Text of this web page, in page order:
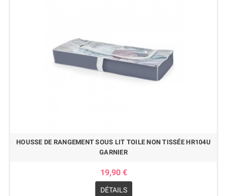
HOUSSE DE RANGEMENT SOUS LIT TOILE NON TISSÉE HR104U
GARNIER
19,90 €
DÉTAILS